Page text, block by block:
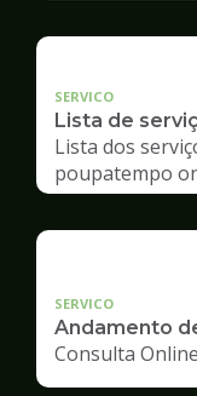
SERVICO
Lista de
Lista dos
poupatempo
SERVICO
Andamento
Consulta Online